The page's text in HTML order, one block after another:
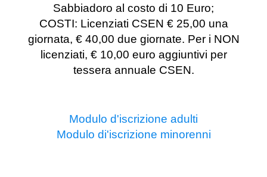
Sabbiadoro al costo di 10 Euro;
COSTI: Licenziati CSEN € 25,00 una
giornata, € 40,00 due giornate. Per i NON
licenziati, € 10,00 euro aggiuntivi per
tessera annuale CSEN.
Modulo d'iscrizione adulti
Modulo di'iscrizione minorenni